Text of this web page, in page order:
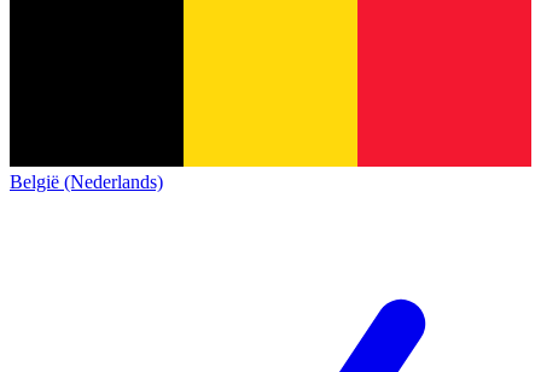
België (Nederlands)